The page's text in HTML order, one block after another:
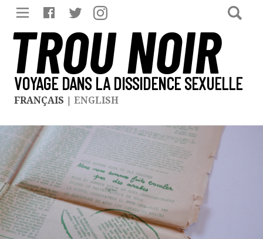
TROU NOIR
VOYAGE DANS LA DISSIDENCE SEXUELLE
FRANÇAIS | ENGLISH